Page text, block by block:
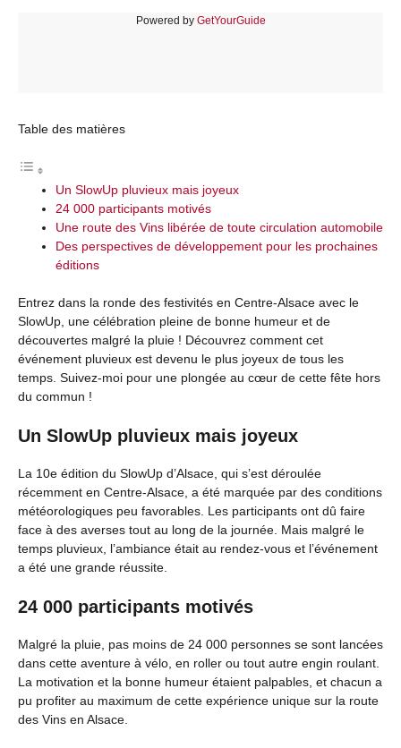
Powered by GetYourGuide
Table des matières
Un SlowUp pluvieux mais joyeux
24 000 participants motivés
Une route des Vins libérée de toute circulation automobile
Des perspectives de développement pour les prochaines
éditions
Entrez dans la ronde des festivités en Centre-Alsace avec le
SlowUp, une célébration pleine de bonne humeur et de
découvertes malgré la pluie ! Découvrez comment cet
événement pluvieux est devenu le plus joyeux de tous les
temps. Suivez-moi pour une plongée au cœur de cette fête hors
du commun !
Un SlowUp pluvieux mais joyeux
La 10e édition du SlowUp d’Alsace, qui s’est déroulée
récemment en Centre-Alsace, a été marquée par des conditions
météorologiques peu favorables. Les participants ont dû faire
face à des averses tout au long de la journée. Mais malgré le
temps pluvieux, l’ambiance était au rendez-vous et l’événement
a été une grande réussite.
24 000 participants motivés
Malgré la pluie, pas moins de 24 000 personnes se sont lancées
dans cette aventure à vélo, en roller ou tout autre engin roulant.
La motivation et la bonne humeur étaient palpables, et chacun a
pu profiter au maximum de cette expérience unique sur la route
des Vins en Alsace.